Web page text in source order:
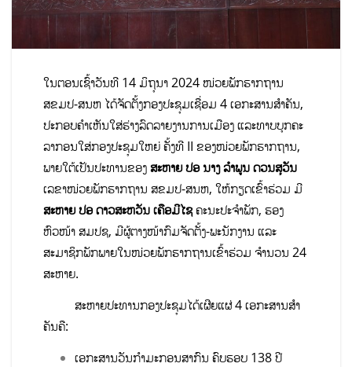
ໃນຕອນເຊົ້າວັນທີ 14 ມິຖຸນາ 2024 ໜ່ວຍພັກຮາກຖານ
ສຂມປ-ສນຫ ໄດ້ຈັດຕັ້ງກອງປະຊຸມເຊື່ອມ 4 ເອກະສານສໍາຄັນ,
ປະກອບຄໍາເຫັນໃສ່ຮ່າງລົດລາຍງານການເມືອງ ແລະທາບບຸກຄະ
ລາກອນໃສ່ກອງປະຊຸມໃຫຍ່ ຄັ້ງທີ II ຂອງໜ່ວຍພັກຮາກຖານ,
ພາຍໃຕ້ເປັນປະທານຂອງສະຫາຍ ປອ ນາງ ລຳພູນ ດວນສຸວັນ
ເລຂາໜ່ວຍພັກຮາກຖານ ສຂມປ-ສນຫ, ໃຫ້ກຽດເຂົ້າຮ່ວມ ມີ
ສະຫາຍ ປອ ດາວສະຫວັນ ເຄືອມີໄຊຄະນະປະຈໍາພັກ, ຮອງ
ຫົວໜ້າ ສມປຊ, ມີຜູ້ຕາງໜ້າກົມຈັດຕັ້ງ-ພະນັກງານ ແລະ
ສະມາຊິກພັກພາຍໃນໜ່ວຍພັກຮາກຖານເຂົ້າຮ່ວມ ຈໍານວນ 24
ສະຫາຍ.
ສະຫາຍປະທານກອງປະຊຸມໄດ້ເຜີຍແຜ່ 4 ເອກະສານສໍາ
ຄັນຄື:
ເອກະສານວັນກຳມະກອນສາກົນ ຄົບຮອບ 138 ປີ